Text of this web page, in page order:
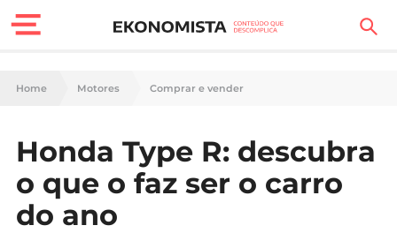
Finanças Pessoais
Carreira
Casa
Home Motores Comprar e vender
Honda Type R: descubra
o que o faz ser o carro
do ano